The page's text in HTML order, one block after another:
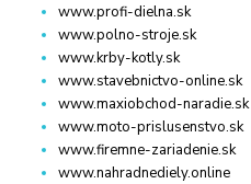
www.profi-dielna.sk
www.polno-stroje.sk
www.krby-kotly.sk
www.stavebnictvo-online.sk
www.maxiobchod-naradie.sk
www.moto-prislusenstvo.sk
www.firemne-zariadenie.sk
www.nahradnediely.online